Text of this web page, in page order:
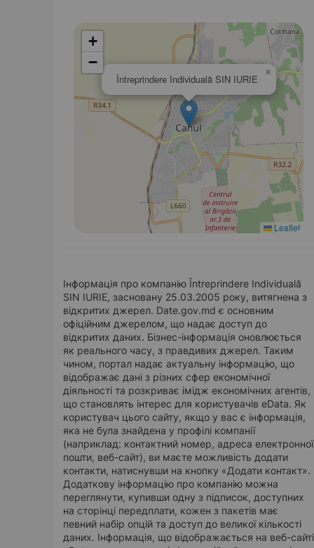
Întreprindere Individuală SIN IURIE
×
+
−
Leaflet
Інформація про компанію Întreprindere Individuală
SIN IURIE, засновану 25.03.2005 року, витягнена з
відкритих джерел. Date.gov.md є основним
офіційним джерелом, що надає доступ до
відкритих даних. Бізнес-інформація оновлюється
як реального часу, з правдивих джерел. Таким
чином, портал надає актуальну інформацію, що
відображає дані з різних сфер економічної
діяльності та розкриває імідж економічних агентів,
що становлять інтерес для користувачів eData. Як
користувач цього сайту, якщо у вас є інформація,
яка не була знайдена у профілі компанії
(наприклад: контактний номер, адреса електронної
пошти, веб-сайт), ви маєте можливість додати
контакти, натиснувши на кнопку «Додати контакт».
Додаткову інформацію про компанію можна
переглянути, купивши одну з підписок, доступних
на сторінці передплати, кожен з пакетів має
певний набір опцій та доступ до великої кількості
даних. Інформація, що відображається на веб-сайті